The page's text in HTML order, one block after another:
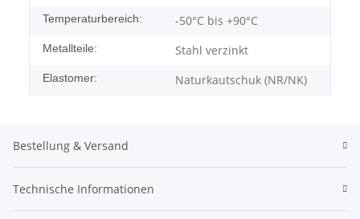
Temperaturbereich: -50°C bis +90°C
Metallteile: Stahl verzinkt
Elastomer: Naturkautschuk (NR/NK)
Bestellung & Versand
Technische Informationen